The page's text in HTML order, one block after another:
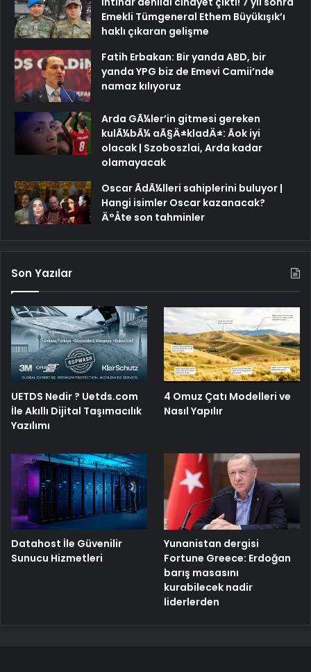
Emekli Tümgeneral Ethem Büyükışık’ı
haklı çıkaran gelişme
Fatih Erbakan: Bir yanda ABD, bir
yanda YPG biz de Emevi Camii’nde
namaz kılıyoruz
Arda GÃ¼ler’in gitmesi gereken
kulÃ¼bÃ¼ aÃ§Ä±kladÄ±: Ãok iyi
olacak | Szoboszlai, Arda kadar
olamayacak
Oscar ÃdÃ¼lleri sahiplerini buluyor |
Hangi isimler Oscar kazanacak?
Ä°Åte son tahminler
Son Yazılar
UETDS Nedir ? Uetds.com
İle Akıllı Dijital Taşımacılık
Yazılımı
4 Omuz Çatı Modelleri ve
Nasıl Yapılır
Datahost İle Güvenilir
Sunucu Hizmetleri
Yunanistan dergisi
Fortune Greece: Erdoğan
barış masasını
kurabilecek nadir
liderlerden